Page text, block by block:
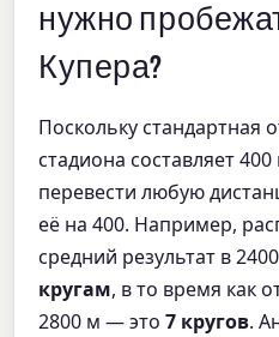
нужно
Купера?
Поскольку стандартная
стадиона составляет
перевести любую
её на 400. Например,
средний результат в
кругам, в то время как
2800 м — это7 кругов.